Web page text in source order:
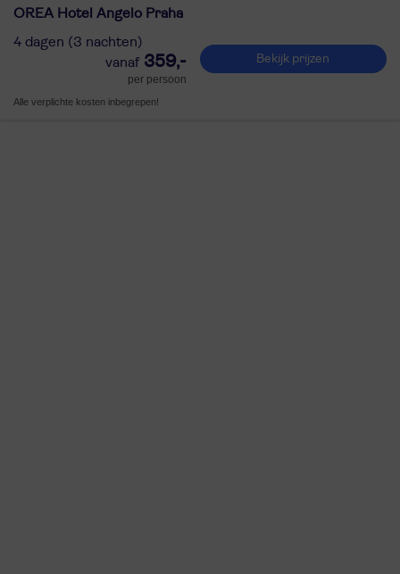
OREA Hotel Angelo Praha
4 dagen (3 nachten)
359,-
per persoon
Bekijk prijzen
Alle verplichte kosten inbegrepen!